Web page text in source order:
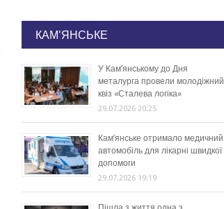
КАМ'ЯНСЬКЕ
У Кам’янському до Дня
металурга провели молодіжний
квіз «Сталева логіка»
29.07.2026 20:25
Кам’янське отримало медичний
автомобіль для лікарні швидкої
допомоги
29.07.2026 19:19